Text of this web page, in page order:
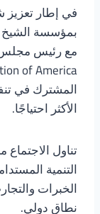
في إطار تعزيز
المشترك في
الأكثر احتياجًا.
تناول
التنمية
الخبرات
نطاق دولي.